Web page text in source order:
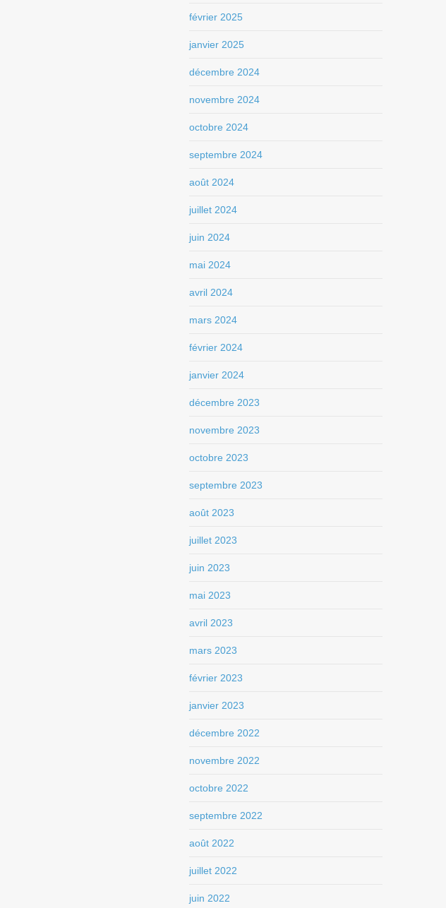
février 2025
janvier 2025
décembre 2024
novembre 2024
octobre 2024
septembre 2024
août 2024
juillet 2024
juin 2024
mai 2024
avril 2024
mars 2024
février 2024
janvier 2024
décembre 2023
novembre 2023
octobre 2023
septembre 2023
août 2023
juillet 2023
juin 2023
mai 2023
avril 2023
mars 2023
février 2023
janvier 2023
décembre 2022
novembre 2022
octobre 2022
septembre 2022
août 2022
juillet 2022
juin 2022